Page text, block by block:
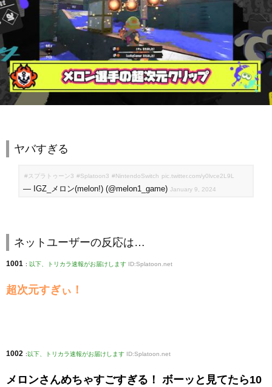
ヤバすぎる
#スプラトゥーン3 #Splatoon3 #NintendoSwitch pic.twitter.com/y0lvce2L9L
— IGZ_メロン(melon!) (@melon1_game) January 9, 2024
ネットユーザーの反応は…
1001 : 以下、トリカラ速報がお届けします ID:Splatoon.net
超次元すぎぃ！
1002 : 以下、トリカラ速報がお届けします ID:Splatoon.net
メロンさんめちゃすごすぎる！ ボーッと見てたら10